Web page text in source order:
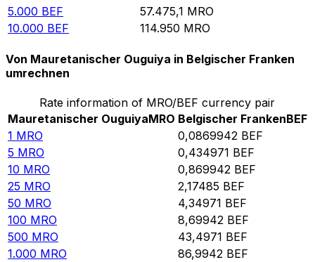
5.000 BEF 57.475,1 MRO
10.000 BEF 114.950 MRO
Von Mauretanischer Ouguiya in Belgischer Franken
umrechnen
Rate information of MRO/BEF currency pair
Mauretanischer OuguiyaMRO Belgischer FrankenBEF
1 MRO 0,0869942 BEF
5 MRO 0,434971 BEF
10 MRO 0,869942 BEF
25 MRO 2,17485 BEF
50 MRO 4,34971 BEF
100 MRO 8,69942 BEF
500 MRO 43,4971 BEF
1.000 MRO 86,9942 BEF